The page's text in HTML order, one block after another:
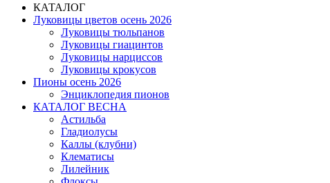
КАТАЛОГ
Луковицы цветов осень 2026
Луковицы тюльпанов
Луковицы гиацинтов
Луковицы нарциссов
Луковицы крокусов
Пионы осень 2026
Энциклопедия пионов
КАТАЛОГ ВЕСНА
Астильба
Гладиолусы
Каллы (клубни)
Клематисы
Лилейник